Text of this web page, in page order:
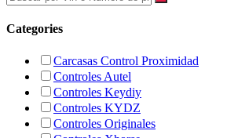
Categories
Carcasas Control Proximidad
Controles Autel
Controles Keydiy
Controles KYDZ
Controles Originales